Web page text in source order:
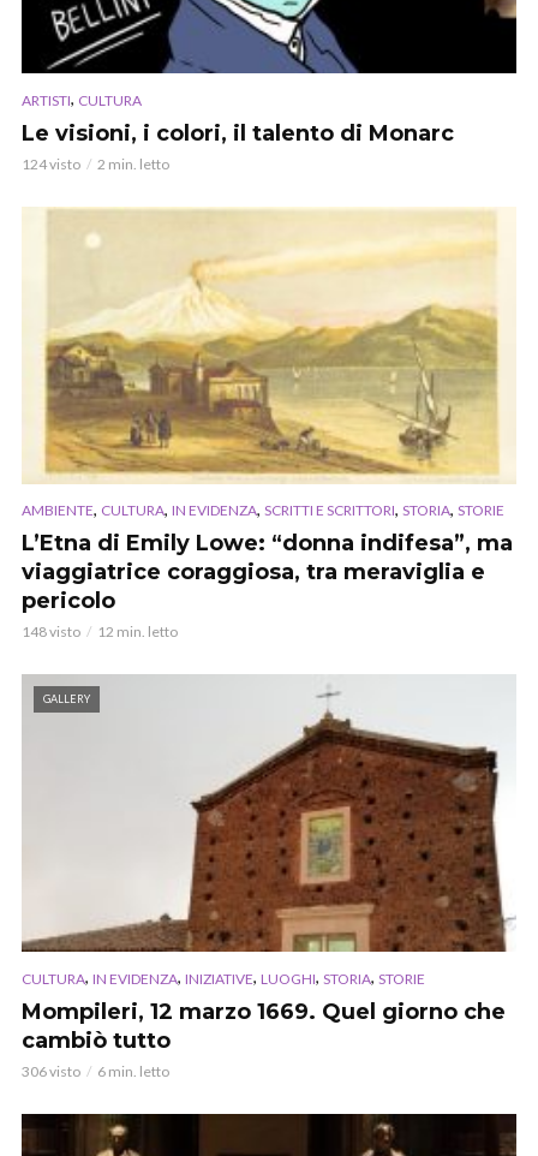
ARTISTI, CULTURA
Le visioni, i colori, il talento di Monarc
124 visto 2 min. letto
AMBIENTE, CULTURA, IN EVIDENZA, SCRITTI E SCRITTORI, STORIA, STORIE
L’Etna di Emily Lowe: “donna indifesa”, ma
viaggiatrice coraggiosa, tra meraviglia e
pericolo
148 visto 12 min. letto
GALLERY
CULTURA, IN EVIDENZA, INIZIATIVE, LUOGHI, STORIA, STORIE
Mompileri, 12 marzo 1669. Quel giorno che
cambiò tutto
306 visto 6 min. letto